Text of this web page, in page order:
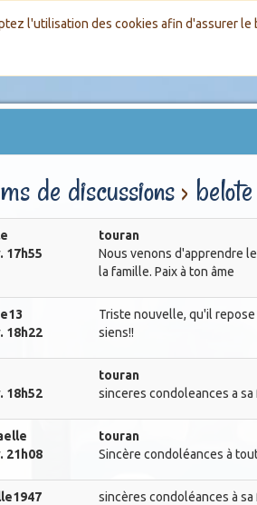
l'utilisation des cookies afin d'assurer
de discussions› belote
17h55
touran
Nous venons d'apprendre
la famille. Paix à ton âme
18h22
Triste nouvelle, qu'il
siens!!
18h52
touran
sinceres condoleances a
21h08
touran
Sincère condoléances à
sincères condoléances à